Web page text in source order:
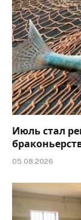
Июль стал
05.08.2026